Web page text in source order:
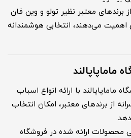
برندهای معتبر نظیر تولو و وین فان
می‌دهند، انتخابی هوشمندانه
ماماپاپالند
ماماپاپالند با ارائه انواع اسباب
از برندهای معتبر، امکان انتخاب
محصولات ارائه شده در فروشگاه